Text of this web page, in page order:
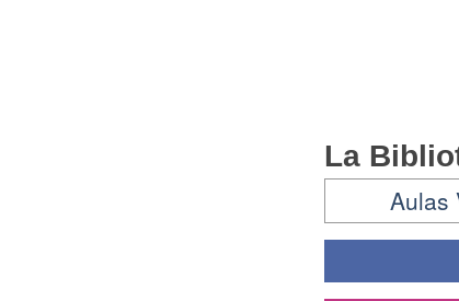
La
Aulas